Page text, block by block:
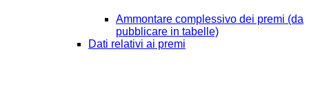
Ammontare complessivo dei premi (da
pubblicare in tabelle)
Dati relativi ai premi